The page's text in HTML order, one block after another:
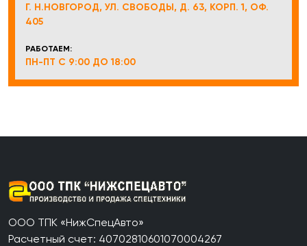
Г. Н.НОВГОРОД, УЛ. СВОБОДЫ, Д. 63, КОРП. 1, ОФ.
405
РАБОТАЕМ:
ПН-ПТ С 9:00 ДО 18:00
ООО ТПК «НижСпецАвто»
Расчетный счет: 40702810601070004267